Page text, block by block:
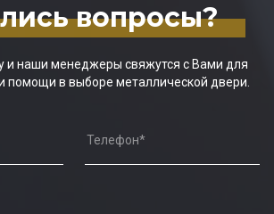
вопросы?
и наши менеджеры свяжутся с Вами для
помощи в выборе металлической двери.